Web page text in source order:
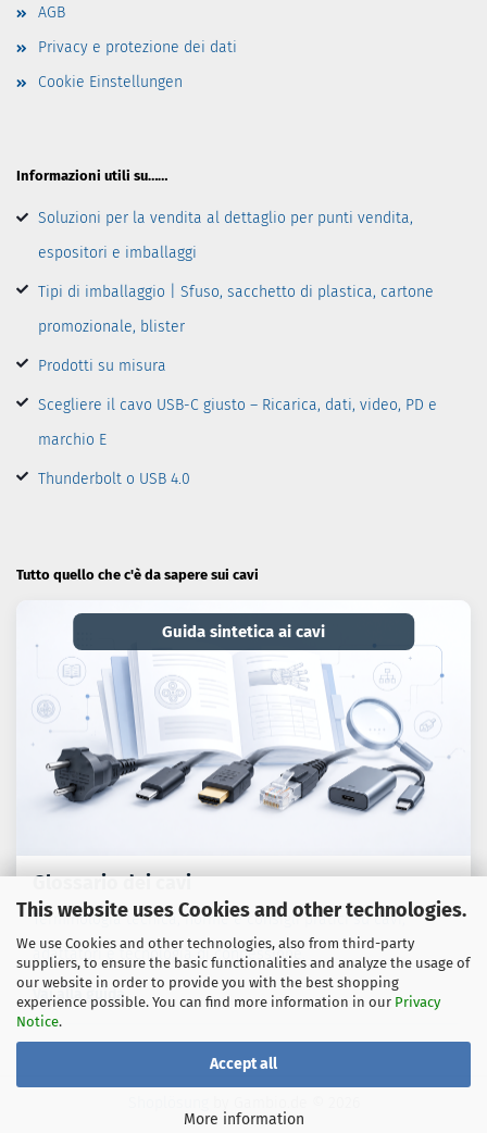
This website uses Cookies and other technologies.
We use Cookies and other technologies, also from third-party
suppliers, to ensure the basic functionalities and analyze the usage of
our website in order to provide you with the best shopping
experience possible. You can find more information in our Privacy
Notice.
Accept all
More information
AGB
Privacy e protezione dei dati
Cookie Einstellungen
Informazioni utili su……
Soluzioni per la vendita al dettaglio per punti vendita,
espositori e imballaggi
Tipi di imballaggio | Sfuso, sacchetto di plastica, cartone
promozionale, blister
Prodotti su misura
Scegliere il cavo USB-C giusto – Ricarica, dati, video, PD e
marchio E
Thunderbolt o USB 4.0
Tutto quello che c'è da sapere sui cavi
Guida sintetica ai cavi
Glossario dei cavi
Terminologia tecnica, norme e consigli pratici su cavi,
adattatori e tecnologia di connessione.
Vai alla guida